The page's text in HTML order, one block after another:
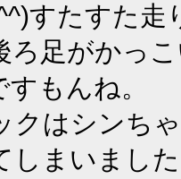
すたすた走
ろ足がかっ
もんね。
クはシンち
しまいまし